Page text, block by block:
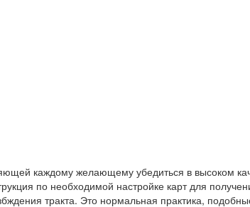
каждому желающему убедиться в высоком
по необходимой настройке карт для
тракта. Это нормальная практика,